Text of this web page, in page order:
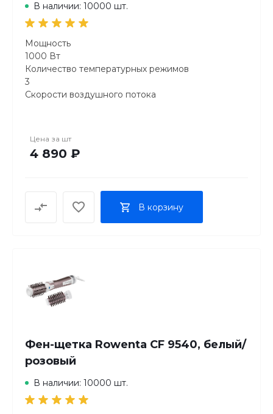
В наличии: 10000 шт.
Мощность
1000 Вт
Количество температурных режимов
3
Скорости воздушного потока
Диаметр щетки
40 мм, 50 мм
Цена за шт
4 890 ₽
В корзину
Фен-щетка Rowenta CF 9540, белый/
розовый
В наличии: 10000 шт.